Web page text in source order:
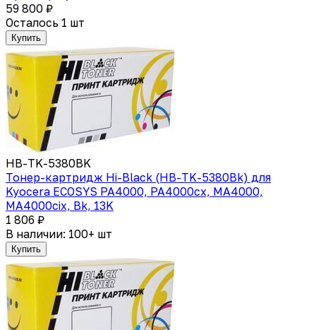
59 800 ₽
Осталось 1 шт
Купить
HB-TK-5380BK
Тонер-картридж Hi-Black (HB-TK-5380Bk) для
Kyocera ECOSYS PA4000, PA4000cx, MA4000,
MA4000cix, Bk, 13K
1 806 ₽
В наличии: 100+ шт
Купить